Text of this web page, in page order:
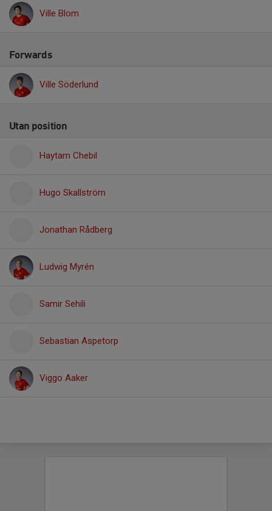
Ville Blom
Forwards
Ville Söderlund
Utan position
Haytam Chebil
Hugo Skallström
Jonathan Rådberg
Ludwig Myrén
Samir Sehili
Sebastian Aspetorp
Viggo Aaker